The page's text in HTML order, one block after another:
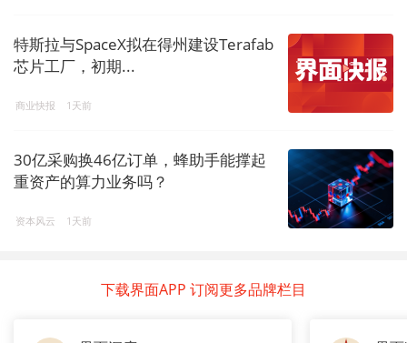
特斯拉与SpaceX拟在得州建设Terafab
芯片工厂，初期...
商业快报 1天前
30亿采购换46亿订单，蜂助手能撑起
重资产的算力业务吗？
资本风云 1天前
下载界面APP 订阅更多品牌栏目